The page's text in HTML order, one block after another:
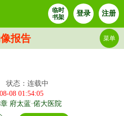
临时
书架
登录 注册
报告 菜单
状态：连载中
08 01:54:05
府太蓝·偌大医院